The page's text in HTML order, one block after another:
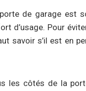
de garage est
d’usage. Pour
savoir s’il est en
les côtés de la